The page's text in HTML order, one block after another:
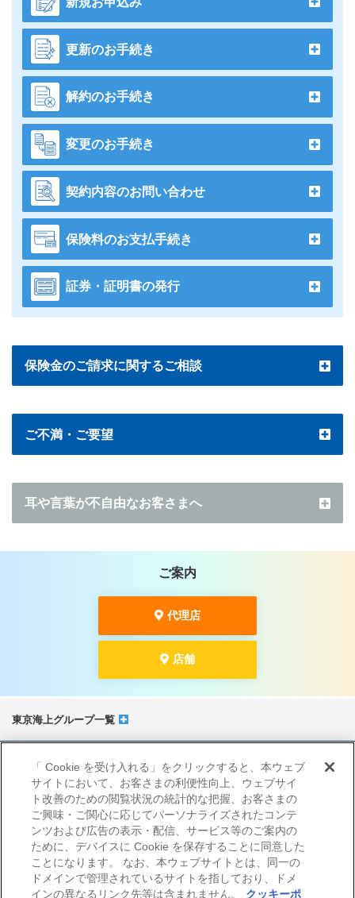
更新のお手続き
解約のお手続き
変更のお手続き
契約内容のお問い合わせ
保険料のお支払手続き
証券・証明書の発行
保険金のご請求に関するご相談
ご不満・ご要望
耳や言葉が不自由なお客さまへ
ご案内
代理店
店舗
東京海上グループ一覧
サイトマップ
当サイトのご利用にあたって
勧誘方針
プライバシーポリシー（個人情報のお取扱いについて）
「 Cookie を受け入れる」をクリックすると、本ウェブ
サイトにおいて、お客さまの利便性向上、ウェブサイ
ト改善のための閲覧状況の統計的な把握、お客さまの
ご興味・ご関心に応じてパーソナライズされたコンテ
ンツおよび広告の表示・配信、サービス等のご案内の
ために、デバイスに Cookie を保存することに同意した
ことになります。 なお、本ウェブサイトとは、同一の
ドメインで管理されているサイトを指しており、ドメ
インの異なるリンク先等は含まれません。
クッキーポ